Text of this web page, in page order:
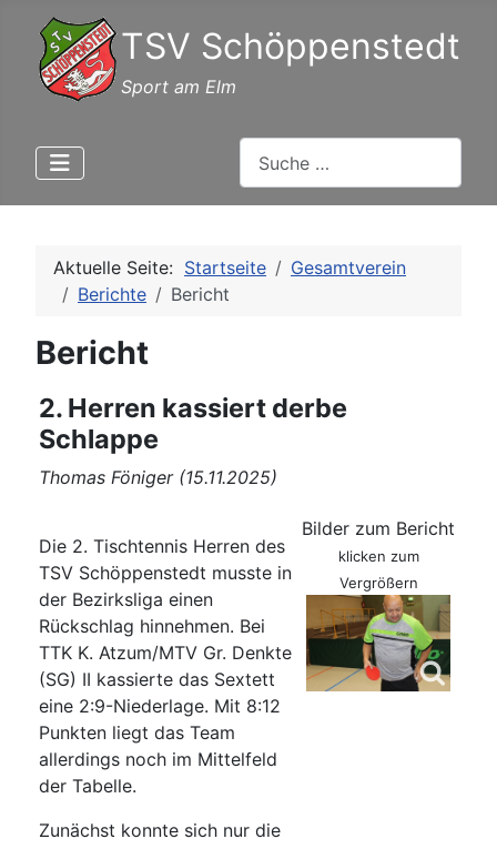
TSV Schöppenstedt
Sport am Elm
Aktuelle Seite: Startseite
Gesamtverein
Berichte
Bericht
Bericht
2. Herren kassiert derbe
Schlappe
Thomas Föniger (15.11.2025)
Die 2. Tischtennis Herren des
TSV Schöppenstedt musste in
der Bezirksliga einen
Rückschlag hinnehmen. Bei
TTK K. Atzum/MTV Gr. Denkte
(SG) II kassierte das Sextett
eine 2:9-Niederlage. Mit 8:12
Punkten liegt das Team
allerdings noch im Mittelfeld
der Tabelle.
Zunächst konnte sich nur die
Bilder zum Bericht
klicken zum
Vergrößern